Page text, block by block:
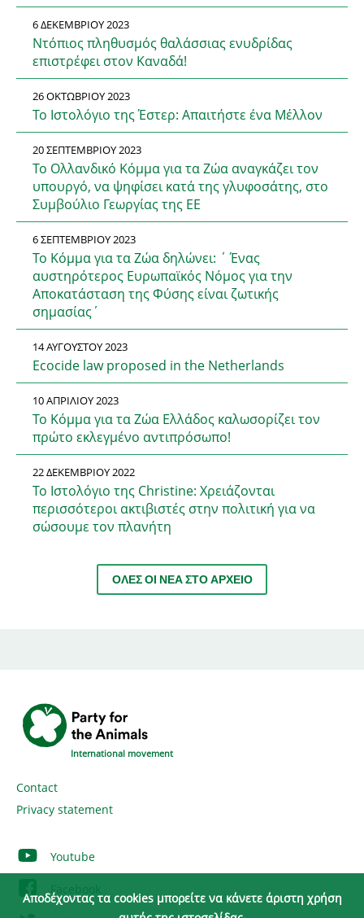
6 ΔΕΚΕΜΒΡΊΟΥ 2023
Ντόπιος πληθυσμός θαλάσσιας ενυδρίδας
επιστρέφει στον Καναδά!
26 ΟΚΤΩΒΡΊΟΥ 2023
Το Ιστολόγιο της Έστερ: Απαιτήστε ένα Μέλλον
20 ΣΕΠΤΕΜΒΡΊΟΥ 2023
Το Ολλανδικό Κόμμα για τα Ζώα αναγκάζει τον
υπουργό, να ψηφίσει κατά της γλυφοσάτης, στο
Συμβούλιο Γεωργίας της ΕΕ
6 ΣΕΠΤΕΜΒΡΊΟΥ 2023
Το Κόμμα για τα Ζώα δηλώνει: ΄ Ένας
αυστηρότερος Ευρωπαϊκός Νόμος για την
Αποκατάσταση της Φύσης είναι ζωτικής
σημασίας΄
14 ΑΥΓΟΎΣΤΟΥ 2023
Ecocide law proposed in the Netherlands
10 ΑΠΡΙΛΊΟΥ 2023
Το Κόμμα για τα Ζώα Ελλάδος καλωσορίζει τον
πρώτο εκλεγμένο αντιπρόσωπο!
22 ΔΕΚΕΜΒΡΊΟΥ 2022
Το Ιστολόγιο της Christine: Χρειάζονται
περισσότεροι ακτιβιστές στην πολιτική για να
σώσουμε τον πλανήτη
ΌΛΕΣ ΟΙ ΝΈΑ ΣΤΟ ΑΡΧΕΊΟ
International movement
Contact
Privacy statement
Youtube
Facebook
Αποδέχοντας τα cookies μπορείτε να κάνετε άριστη χρήση